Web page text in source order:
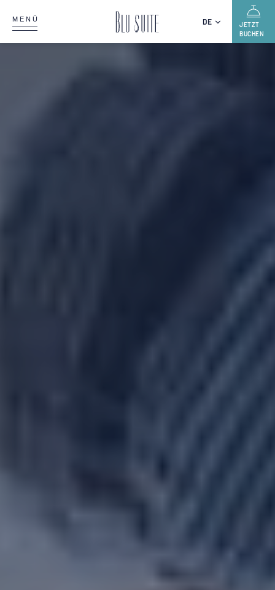
MENÜ DE
JETZT
BUCHEN